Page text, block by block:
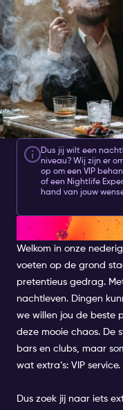
Dus jij wilt een
niveau? Wij zijn er
op om een VIP
of een Nightlife
hand van jouw
VIP IN
Welkom in onze
voeten op de grond
pretentieus gedrag.
nachtleven. Dingen
we willen jou de beste
deze mooie chaos. De
bars en clubs, maar
wat extra‘s: VIP service.
Dus zoek jij naar iets